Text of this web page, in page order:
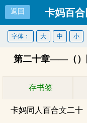
返回 卡妈百合
字体： 大 中 小
第二十章——（）
存书签
卡妈同人百合文二十